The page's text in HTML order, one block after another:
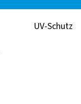
UV-Schutz